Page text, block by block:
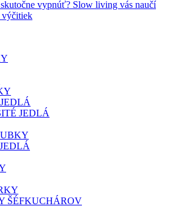
vypnúť? Slow living vás naučí
výčitiek
JEDLÁ
ŠÉFKUCHÁROV